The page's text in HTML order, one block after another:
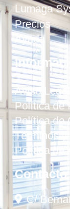
Lumaga
Precios
Ayuda
Aviso Legal
Política de
Política de
Términos y
Política de
Contacto
C/